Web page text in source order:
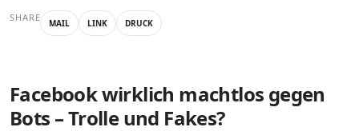
SHARE MAIL LINK DRUCK
Facebook wirklich machtlos gegen
Bots – Trolle und Fakes?